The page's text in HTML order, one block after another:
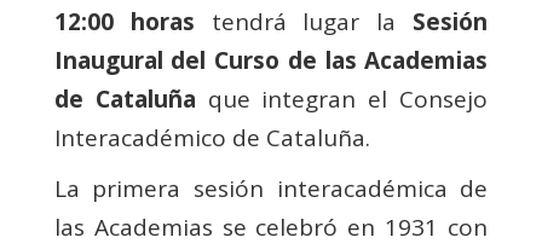
12:00 horas tendrá lugar la Sesión
Inaugural del Curso de las Academias
de Cataluña que integran el Consejo
Interacadémico de Cataluña.
La primera sesión interacadémica de
las Academias se celebró en 1931 con